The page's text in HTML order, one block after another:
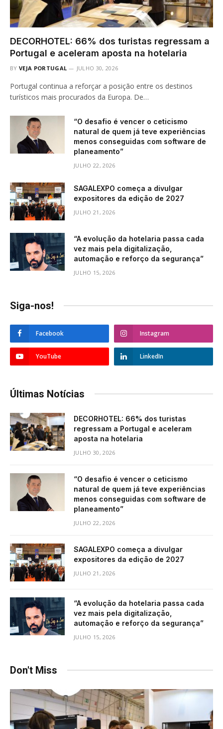
DECORHOTEL: 66% dos turistas regressam a
Portugal e aceleram aposta na hotelaria
BY VEJA PORTUGAL JULHO 30, 2026
Portugal continua a reforçar a posição entre os destinos
turísticos mais procurados da Europa. De…
“O desafio é vencer o ceticismo
natural de quem já teve experiências
menos conseguidas com software de
planeamento”
JULHO 22, 2026
SAGALEXPO começa a divulgar
expositores da edição de 2027
JULHO 21, 2026
“A evolução da hotelaria passa cada
vez mais pela digitalização,
automação e reforço da segurança”
JULHO 15, 2026
Siga-nos!
Facebook Instagram
YouTube LinkedIn
Últimas Notícias
DECORHOTEL: 66% dos turistas
regressam a Portugal e aceleram
aposta na hotelaria
JULHO 30, 2026
“O desafio é vencer o ceticismo
natural de quem já teve experiências
menos conseguidas com software de
planeamento”
JULHO 22, 2026
SAGALEXPO começa a divulgar
expositores da edição de 2027
JULHO 21, 2026
“A evolução da hotelaria passa cada
vez mais pela digitalização,
automação e reforço da segurança”
JULHO 15, 2026
Don't Miss